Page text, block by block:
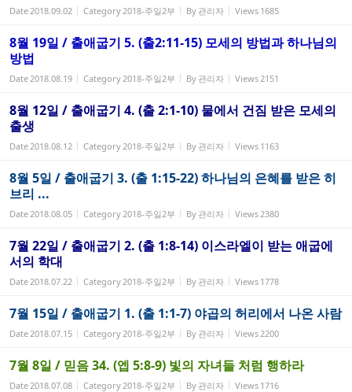
Date2018.09.02 Category2018-주일2부 By 관리자 Views 1685
8월 19일 / 출애굽기 5. (출2:11-15) 모세의 방법과 하나님의
방법
Date2018.08.19 Category2018-주일2부 By 관리자 Views2151
8월 12일 / 출애굽기 4. (출 2:1-10) 물에서 건짐 받은 모세의
출생
Date2018.08.12 Category2018-주일2부 By 관리자 Views 1163
8월 5일 / 출애굽기 3. (출 1:15-22) 하나님의 은혜를 받은 히
브리 ...
Date2018.08.05 Category2018-주일2부 By 관리자 Views2380
7월 22일 / 출애굽기 2. (출 1:8-14) 이스라엘이 받는 애굽에
서의 학대
Date2018.07.22 Category2018-주일2부 By 관리자 Views 1778
7월 15일 / 출애굽기 1. (출 1:1-7) 야곱의 허리에서 나온 사람
Date2018.07.15 Category2018-주일2부 By 관리자 Views2200
7월 8일 / 믿음 34. (엡 5:8-9) 빛의 자녀들 처럼 행하라
Date2018.07.08 Category2018-주일2부 By 관리자 Views 1716